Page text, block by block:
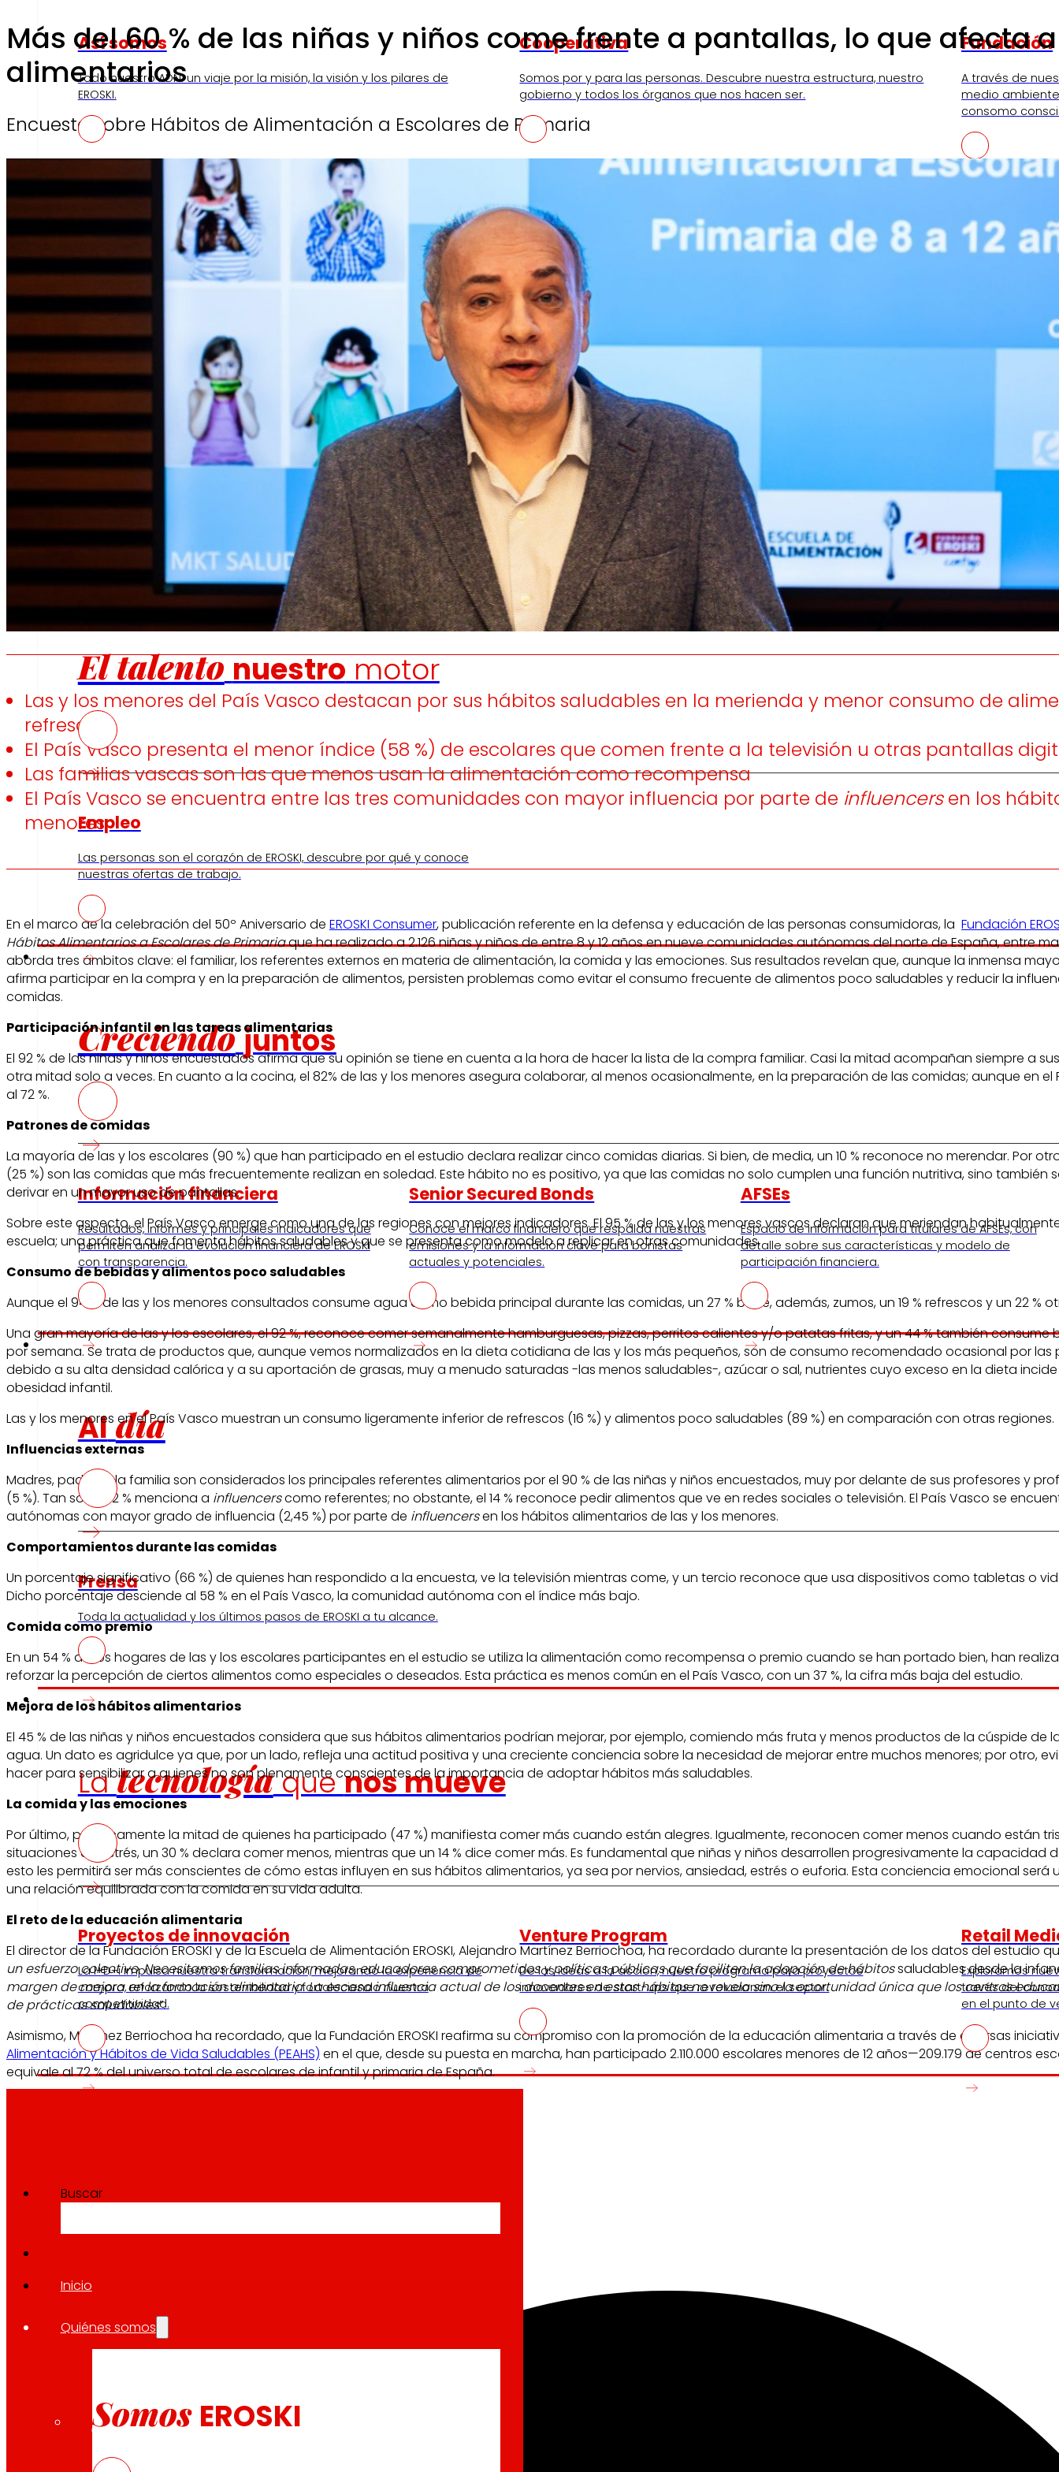
Así somos
Todo nuestro ADN: un viaje por la misión, la visión y los pilares de
EROSKI.
Cooperativa
Somos por y para las personas. Descubre nuestra estructura, nuestro
gobierno y todos los órganos que nos hacen ser.
Fundación
A través de
medio
consomo
Compromisos
Compromisos EROSKI
Fomentamosla
alimentación saludable.
Generamos riqueza localy
solidaridaden el entorno.
Promovemosla
satisfacción y el desarrollo
de laspersonas
trabajadoras.
personas
Empleo
El talento nuestro motor
Empleo
Las personas son el corazón de EROSKI, descubre por qué y conoce
nuestras ofertas de trabajo.
Inversores
Creciendo juntos
Información financiera
Resultados, informes y principales indicadores que
permiten analizar la evolución financiera de EROSKI
con transparencia.
Senior Secured Bonds
Conoce el marco financiero que respalda nuestras
emisiones y la información clave para bonistas
actuales y potenciales.
AFSEs
Espacio de información para titulares de AFSEs, con
detalle sobre sus características y modelo de
participación financiera.
Prensa
Al día
Prensa
Toda la actualidad y los últimos pasos de EROSKI a tu alcance.
Innovación
Latecnologíaquenos mueve
Proyectos de innovación
La l+D+i impulsa nuestra transformación, mejorando la experiencia de
compra, reforzando la sostenibilidad y fortaleciendo nuestra
competitividad.
Venture Program
De las ideas a la acción, nuestro programa para proyectos
innovadores de start-ups que revolucionan el sector.
Retail
Exploramos
través del
en el punto de
Buscar
Inicio
Quiénes somos
Somos EROSKI
Más del 60 % de las niñas y niños come frente a pantallas, lo que afecta
alimentarios
Encuesta sobre Hábitos de Alimentación a Escolares de Primaria
Las y los menores del País Vasco destacan por sus hábitos saludables en la merienda y menor consumo de
refrescos
El País Vasco presenta el menor índice (58 %) de escolares que comen frente a la televisión u otras pantallas
Las familias vascas son las que menos usan la alimentación como recompensa
El País Vasco se encuentra entre las tres comunidades con mayor influencia por parte de influencersen los
menores
En el marco de la celebración del 50º Aniversario de EROSKI Consumer, publicación referente en la defensa y educación de las personas consumidoras, la Fundación
Hábitos Alimentarios a Escolares de Primariaque ha realizado a 2.126 niñas y niños de entre 8 y 12 años en nueve comunidades autónomas del norte de España, entre
aborda tres ámbitos clave: el familiar, los referentes externos en materia de alimentación, la comida y las emociones. Sus resultados revelan que, aunque la inmensa
afirma participar en la compra y en la preparación de alimentos, persisten problemas como evitar el consumo frecuente de alimentos poco saludables y reducir la
comidas.
Participación infantil en las tareas alimentarias
El 92 % de las niñas y niños encuestados afirma que su opinión se tiene en cuenta a la hora de hacer la lista de la compra familiar. Casi la mitad acompañan siempre a
otra mitad solo a veces. En cuanto a la cocina, el 82% de las y los menores asegura colaborar, al menos ocasionalmente, en la preparación de las comidas; aunque en
al 72 %.
Patrones de comidas
La mayoría de las y los escolares (90 %) que han participado en el estudio declara realizar cinco comidas diarias. Si bien, de media, un 10 % reconoce no merendar. Por
(25 %) son las comidas que más frecuentemente realizan en soledad. Este hábito no es positivo, ya que las comidas no solo cumplen una función nutritiva, sino también
derivar en un mayor uso de pantallas.
Sobre este aspecto, el País Vasco emerge como una de las regiones con mejores indicadores. El 95 % de las y los menores vascos declaran que meriendan
escuela; una práctica que fomenta hábitos saludables y que se presenta como modelo a replicar en otras comunidades.
Consumo de bebidas y alimentos poco saludables
Aunque el 94 % de las y los menores consultados consume agua como bebida principal durante las comidas, un 27 % bebe, además, zumos, un 19 % refrescos y un 22 %
Una gran mayoría de las y los escolares, el 92 %, reconoce comer semanalmente hamburguesas, pizzas, perritos calientes y/o patatas fritas, y un 44 % también
por semana. Se trata de productos que, aunque vemos normalizados en la dieta cotidiana de las y los más pequeños, son de consumo recomendado ocasional por las
debido a su alta densidad calórica y a su aportación de grasas, muy a menudo saturadas -las menos saludables-, azúcar o sal, nutrientes cuyo exceso en la dieta
obesidad infantil.
Las y los menores en el País Vasco muestran un consumo ligeramente inferior de refrescos (16 %) y alimentos poco saludables (89 %) en comparación con otras regiones.
Influencias externas
Madres, padres y la familia son considerados los principales referentes alimentarios por el 90 % de las niñas y niños encuestados, muy por delante de sus profesores y
(5 %). Tan solo el 2 % menciona a influencerscomo referentes; no obstante, el 14 % reconoce pedir alimentos que ve en redes sociales o televisión. El País Vasco se
autónomas con mayor grado de influencia (2,45 %) por parte de influencersen los hábitos alimentarios de las y los menores.
Comportamientos durante las comidas
Un porcentaje significativo (66 %) de quienes han respondido a la encuesta, ve la televisión mientras come, y un tercio reconoce que usa dispositivos como tabletas o
Dicho porcentaje desciende al 58 % en el País Vasco, la comunidad autónoma con el índice más bajo.
Comida como premio
En un 54 % de los hogares de las y los escolares participantes en el estudio se utiliza la alimentación como recompensa o premio cuando se han portado bien, han
reforzar la percepción de ciertos alimentos como especiales o deseados. Esta práctica es menos común en el País Vasco, con un 37 %, la cifra más baja del estudio.
Mejora de los hábitos alimentarios
El 45 % de las niñas y niños encuestados considera que sus hábitos alimentarios podrían mejorar, por ejemplo, comiendo más fruta y menos productos de la cúspide de
agua. Un dato es agridulce ya que, por un lado, refleja una actitud positiva y una creciente conciencia sobre la necesidad de mejorar entre muchos menores; por otro,
hacer para sensibilizar a quienes no son plenamente conscientes de la importancia de adoptar hábitos más saludables.
La comida y las emociones
Por último, prácticamente la mitad de quienes ha participado (47 %) manifiesta comer más cuando están alegres. Igualmente, reconocen comer menos cuando están
situaciones de estrés, un 30 % declara comer menos, mientras que un 14 % dice comer más. Es fundamental que niñas y niños desarrollen progresivamente la capacidad
esto les permitirá ser más conscientes de cómo estas influyen en sus hábitos alimentarios, ya sea por nervios, ansiedad, estrés o euforia. Esta conciencia emocional
una relación equilibrada con la comida en su vida adulta.
El reto de la educación alimentaria
El director de la Fundación EROSKI y de la Escuela de Alimentación EROSKI, Alejandro Martínez Berriochoa, ha recordado durante la presentación de los datos del estudio
un esfuerzo colectivo. Necesitamos familias informadas, educadores comprometidos y políticas públicas que faciliten la adopción de hábitossaludables desde la
margen de mejora en la formación alimentaria. La escasa influencia actual de los docentes en estos hábitos no revela sino la oportunidad única que los centros
de prácticas saludables”.
Asimismo, Martínez Berriochoa ha recordado, que la Fundación EROSKI reafirma su compromiso con la promoción de la educación alimentaria a través de diversas
Alimentación y Hábitos de Vida Saludables (PEAHS) en el que, desde su puesta en marcha, han participado 2.110.000 escolares menores de 12 años—209.179 de centros
equivale al 72 % del universo total de escolares de infantil y primaria de España.